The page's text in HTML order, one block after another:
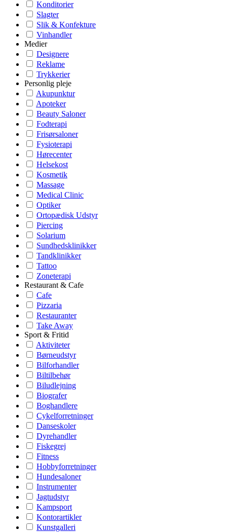
Konditorier
Slagter
Slik & Konfekture
Vinhandler
Medier
Designere
Reklame
Trykkerier
Personlig pleje
Akupunktur
Apoteker
Beauty Saloner
Fodterapi
Frisørsaloner
Fysioterapi
Hørecenter
Helsekost
Kosmetik
Massage
Medical Clinic
Optiker
Ortopædisk Udstyr
Piercing
Solarium
Sundhedsklinikker
Tandklinikker
Tattoo
Zoneterapi
Restaurant & Cafe
Cafe
Pizzaria
Restauranter
Take Away
Sport & Fritid
Aktiviteter
Børneudstyr
Bilforhandler
Biltilbehør
Biludlejning
Biografer
Boghandlere
Cykelforretninger
Danseskoler
Dyrehandler
Fiskegrej
Fitness
Hobbyforretninger
Hundesaloner
Instrumenter
Jagtudstyr
Kampsport
Kontorartikler
Kunstgalleri